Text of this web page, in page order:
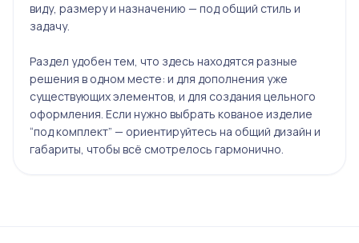
виду, размеру и назначению — под общий стиль и
задачу.
Раздел удобен тем, что здесь находятся разные
решения в одном месте: и для дополнения уже
существующих элементов, и для создания цельного
оформления. Если нужно выбрать кованое изделие
“под комплект” — ориентируйтесь на общий дизайн и
габариты, чтобы всё смотрелось гармонично.